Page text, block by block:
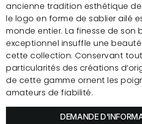
ancienne tradition esthétique
le logo en forme de sablier ailé
monde entier. La finesse de son
exceptionnel insuffle une
cette collection. Conservant
particularités des créations
de cette gamme ornent les
amateurs de fiabilité.
DEMANDE